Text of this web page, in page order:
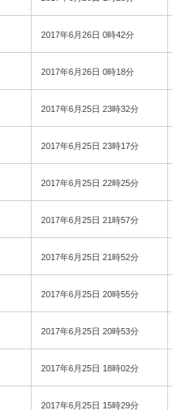
2017年6月26日 0時42分
2017年6月26日 0時18分
2017年6月25日 23時32分
2017年6月25日 23時17分
2017年6月25日 22時25分
2017年6月25日 21時57分
2017年6月25日 21時52分
2017年6月25日 20時55分
2017年6月25日 20時53分
2017年6月25日 18時02分
2017年6月25日 15時29分